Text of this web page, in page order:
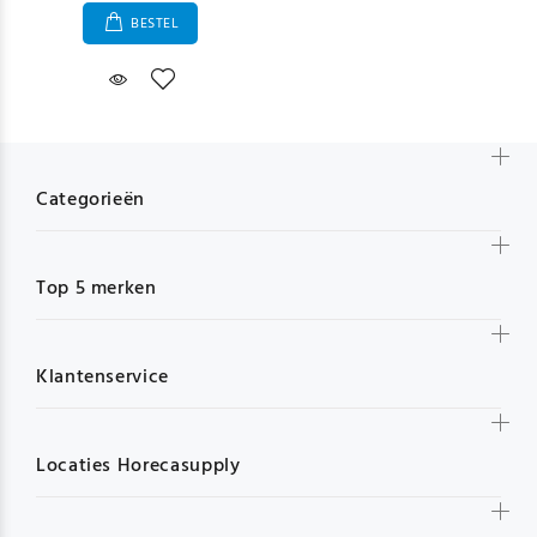
BESTEL
Categorieën
Top 5 merken
Klantenservice
Locaties Horecasupply